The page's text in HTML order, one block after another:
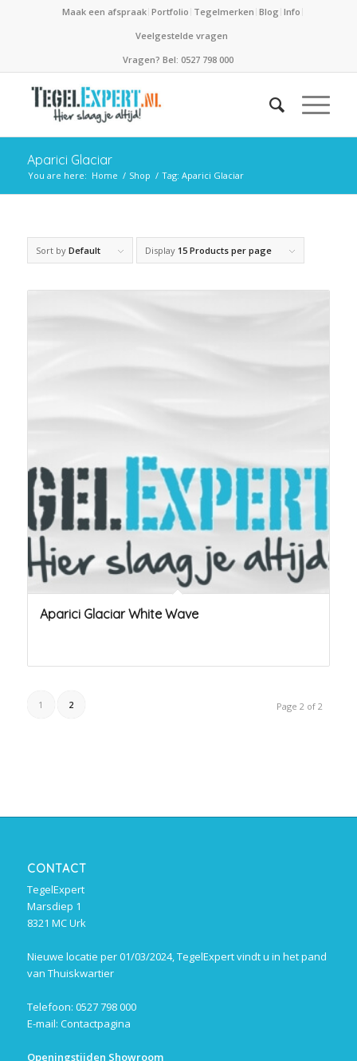
Maak een afspraak Portfolio Tegelmerken Blog Info
Veelgestelde vragen
Vragen? Bel: 0527 798 000
Aparici Glaciar
You are here: Home / Shop / Tag: Aparici Glaciar
Sort by Default Display 15 Products per page
Aparici Glaciar White Wave
Page 2 of 2
1 2
CONTACT
TegelExpert
Marsdiep 1
8321 MC Urk
Nieuwe locatie per 01/03/2024, TegelExpert vindt u in het pand
van Thuiskwartier
Telefoon: 0527 798 000
E-mail: Contactpagina
Openingstijden Showroom